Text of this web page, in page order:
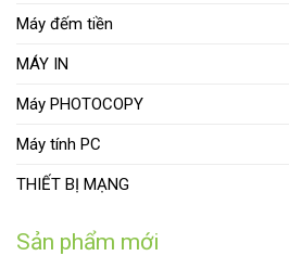
Máy đếm tiền
MÁY IN
Máy PHOTOCOPY
Máy tính PC
THIẾT BỊ MẠNG
Sản phẩm mới